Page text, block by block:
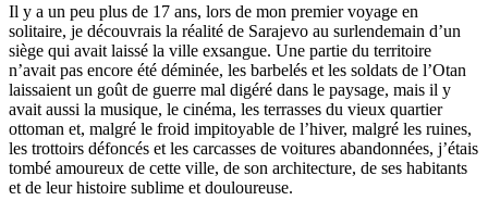
Il y a un peu plus de 17 ans, lors de mon premier voyage en
solitaire, je découvrais la réalité de Sarajevo au surlendemain d’un
siège qui avait laissé la ville exsangue. Une partie du territoire
n’avait pas encore été déminée, les barbelés et les soldats de l’Otan
laissaient un goût de guerre mal digéré dans le paysage, mais il y
avait aussi la musique, le cinéma, les terrasses du vieux quartier
ottoman et, malgré le froid impitoyable de l’hiver, malgré les ruines,
les trottoirs défoncés et les carcasses de voitures abandonnées, j’étais
tombé amoureux de cette ville, de son architecture, de ses habitants
et de leur histoire sublime et douloureuse.